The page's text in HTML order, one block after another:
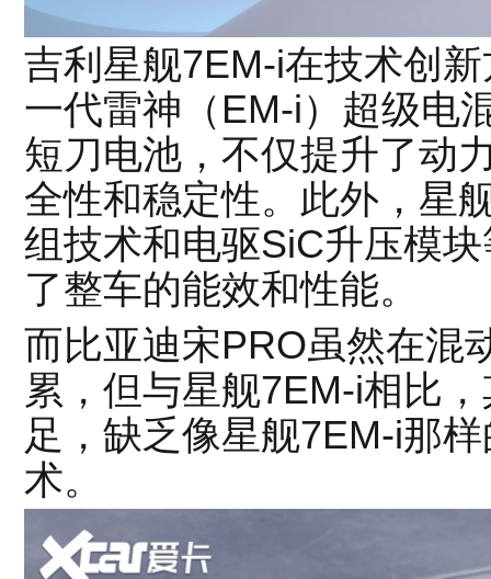
吉利星舰7EM-i在技术创
一代雷神（EM-i）超级电
短刀电池，不仅提升了动
全性和稳定性。此外，星
组技术和电驱SiC升压模
了整车的能效和性能。
而比亚迪宋PRO虽然在混
累，但与星舰7EM-i相比
足，缺乏像星舰7EM-i那
术。